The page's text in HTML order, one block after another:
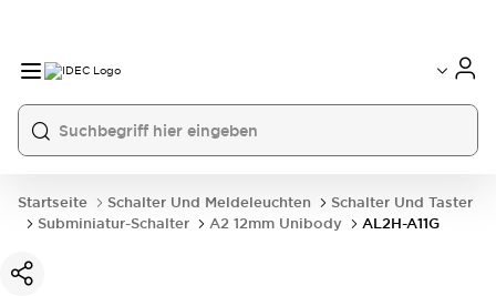
Startseite Schalter Und Meldeleuchten
Schalter Und Taster
Subminiatur-Schalter
A2 12mm Unibody AL2H-A11G